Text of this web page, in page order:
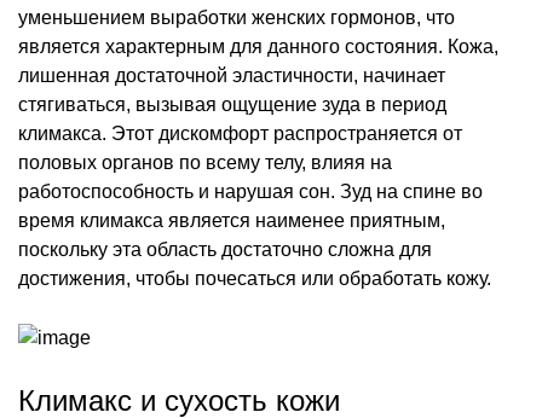
уменьшением выработки женских гормонов, что
является характерным для данного состояния. Кожа,
лишенная достаточной эластичности, начинает
стягиваться, вызывая ощущение зуда в период
климакса. Этот дискомфорт распространяется от
половых органов по всему телу, влияя на
работоспособность и нарушая сон. Зуд на спине во
время климакса является наименее приятным,
поскольку эта область достаточно сложна для
достижения, чтобы почесаться или обработать кожу.
Климакс и сухость кожи